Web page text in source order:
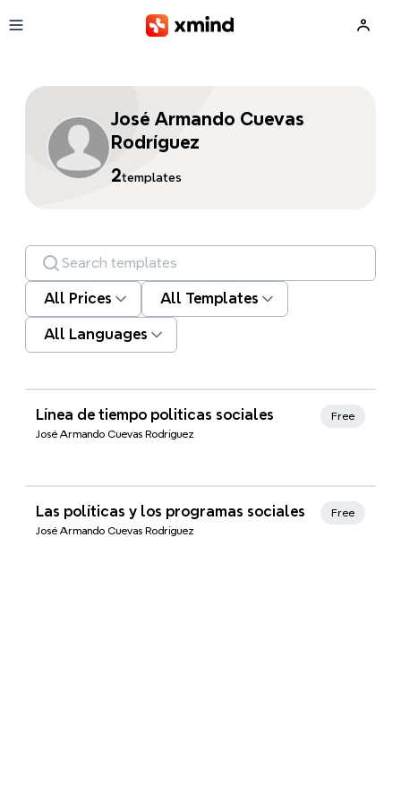
José Armando Cuevas
Rodríguez
2templates
All Prices All Templates
All Languages
Search templates
Xmind Favorites
Línea de tiempo politicas sociales
José Armando Cuevas Rodríguez
Free
Xmind Favorites
Las políticas y los programas sociales
José Armando Cuevas Rodríguez
Free